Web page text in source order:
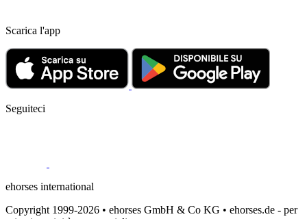
Scarica l'app
Seguiteci
ehorses international
Copyright 1999-2026 • ehorses GmbH & Co KG • ehorses.de - per